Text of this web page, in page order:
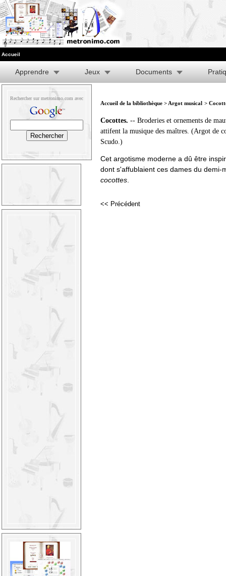
Accueil
Apprendre Jeux Documents
Rechercher sur metronimo.com avec
Accueil de la bibliothèque > Argot musical >
Cocottes. -- Broderies et ornements de
attifent la musique des maîtres. (Argot de
Scudo.)
Cet argotisme moderne a dû être
dont s'affublaient ces dames du demi-
cocottes
<< Précédent